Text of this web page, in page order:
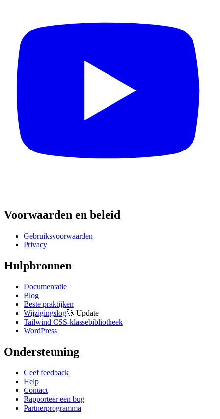
Voorwaarden en beleid
Gebruiksvoorwaarden
Privacy
Hulpbronnen
Documentatie
Blog
Beste praktijken
Wijzigingslog🚀 Update
Tailwind CSS-klassebibliotheek
WordPress
Ondersteuning
Geef feedback
Help
Contact
Rapporteer een bug
Partnerprogramma